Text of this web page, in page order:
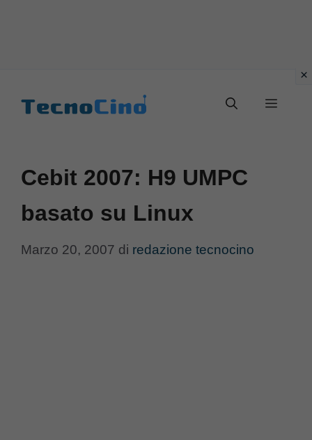
Menu
Cebit 2007: H9 UMPC
basato su Linux
Marzo 20, 2007 di redazione tecnocino